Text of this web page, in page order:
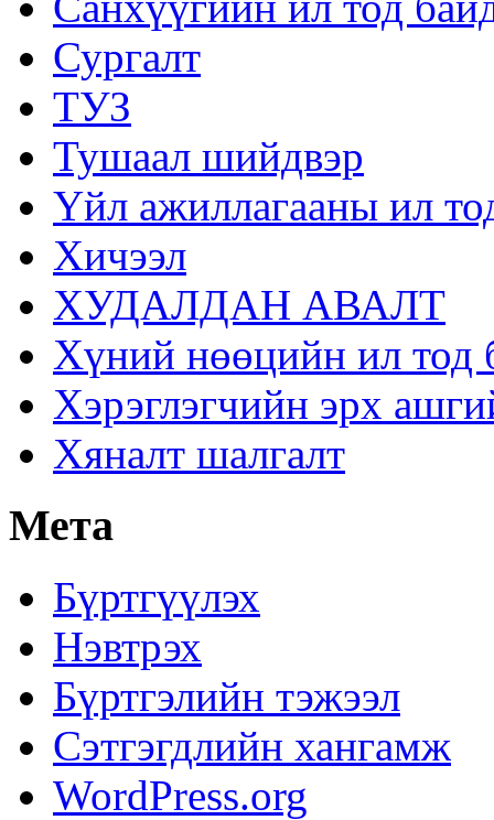
Сургалт
ТУЗ
Тушаал шийдвэр
Үйл ажиллагааны ил
Хичээл
ХУДАЛДАН АВАЛТ
Хүний нөөцийн ил тод
Хэрэглэгчийн эрх
Хяналт шалгалт
Мета
Бүртгүүлэх
Нэвтрэх
Бүртгэлийн тэжээл
Сэтгэгдлийн хангамж
WordPress.org